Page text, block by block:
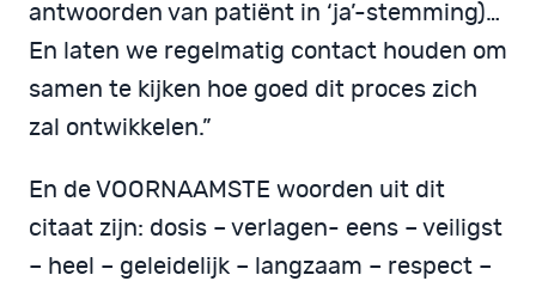
antwoorden van patiënt in ‘ja’-stemming)…
En laten we regelmatig contact houden om
samen te kijken hoe goed dit proces zich
zal ontwikkelen.”
En de VOORNAAMSTE woorden uit dit
citaat zijn: dosis – verlagen- eens – veiligst
– heel – geleidelijk – langzaam – respect –